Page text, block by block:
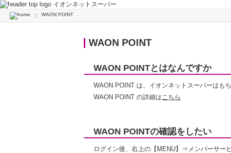
イオンネットスーパー
WAON POINT
WAON POINT
WAON POINTとはなんですか
WAON POINT は、イオンネットスーパーはも
WAON POINT の詳細はこちら
WAON POINTの確認をしたい
ログイン後、右上の【MENU】⇒メンバーサー